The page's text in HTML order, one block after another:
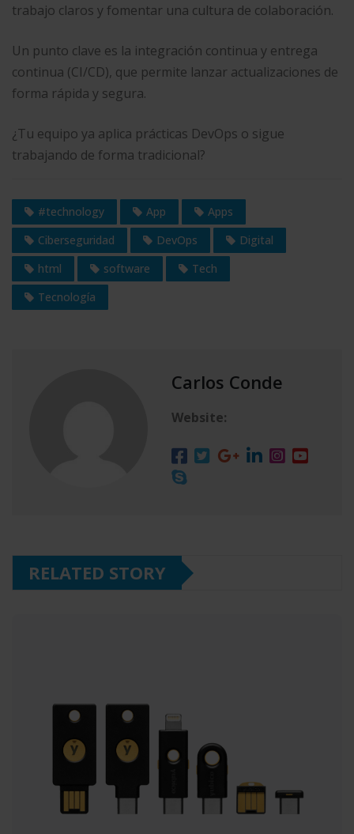
trabajo claros y fomentar una cultura de colaboración.
Un punto clave es la integración continua y entrega
continua (CI/CD), que permite lanzar actualizaciones de
forma rápida y segura.
¿Tu equipo ya aplica prácticas DevOps o sigue
trabajando de forma tradicional?
#technology App
Apps
Ciberseguridad
DevOps
Digital
html
software
Tech
Tecnología
Carlos Conde
Website:
RELATED STORY